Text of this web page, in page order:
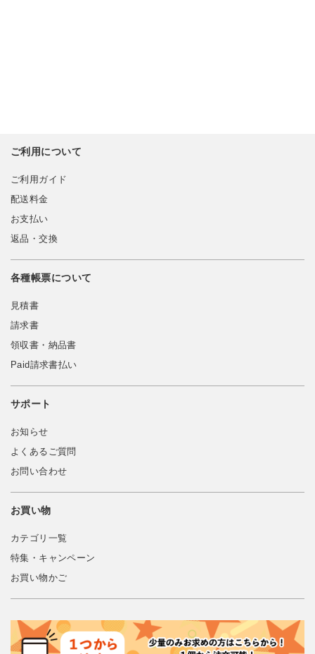
ご利用について
ご利用ガイド
配送料金
お支払い
返品・交換
各種帳票について
見積書
請求書
領収書・納品書
Paid請求書払い
サポート
お知らせ
よくあるご質問
お問い合わせ
お買い物
カテゴリ一覧
特集・キャンペーン
お買い物かご